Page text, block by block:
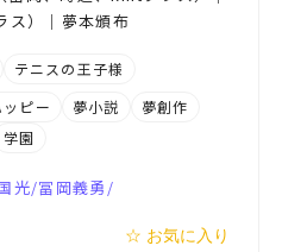
ス）｜夢本頒布
テニスの王子様
ッピー 夢小説
夢創作
学園
光/冨岡義勇/
☆ お気に入り